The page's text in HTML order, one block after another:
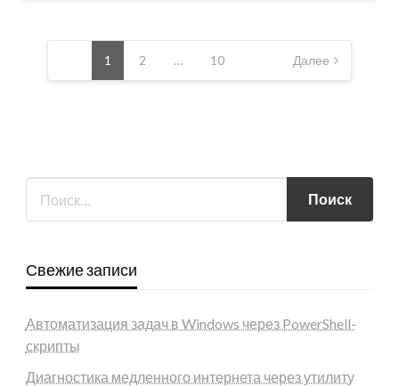
Пагинация
записей
1 2 … 10 Далее
Свежие записи
Автоматизация задач в Windows через PowerShell-
скрипты
Диагностика медленного интернета через утилиту